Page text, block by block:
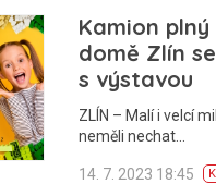
Kamion plný
domě Zlín
s výstavou
ZLÍN – Malí i velcí
neměli nechat…
14. 7. 2023 18:45